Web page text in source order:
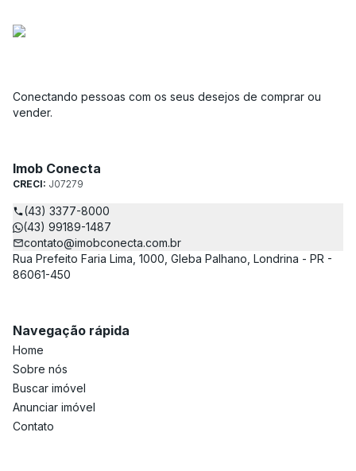
Conectando pessoas com os seus desejos de comprar ou
vender.
Imob Conecta
CRECI: J07279
(43) 3377-8000
(43) 99189-1487
contato@imobconecta.com.br
Rua Prefeito Faria Lima, 1000, Gleba Palhano, Londrina - PR -
86061-450
Navegação rápida
Home
Sobre nós
Buscar imóvel
Anunciar imóvel
Contato